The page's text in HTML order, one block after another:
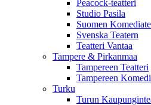
Peacock-teatteri
Studio Pasila
Suomen
Svenska Teatern
Teatteri Vantaa
Tampere & Pirkanmaa
Tampereen Teatteri
Tampereen
Turku
Turun